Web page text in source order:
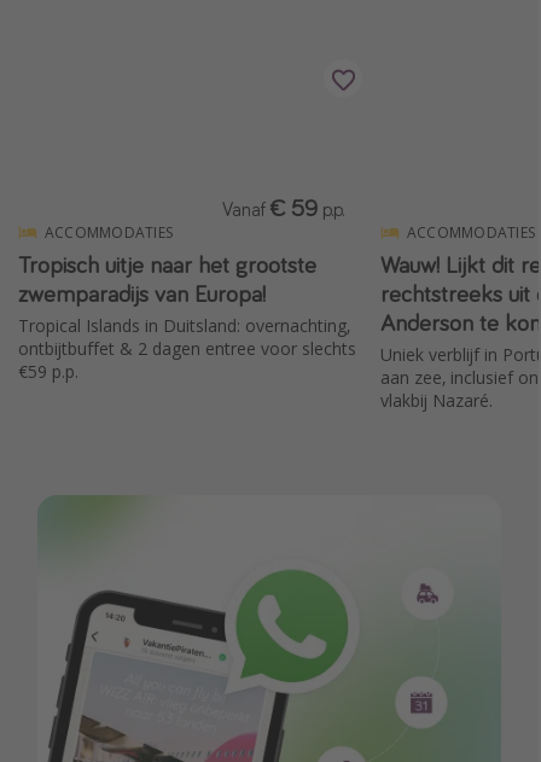
ACCOMMODATIES
Tropisch uitje naar het grootste
zwemparadijs van Europa!
Tropical Islands in Duitsland: overnachting,
ontbijtbuffet & 2 dagen entree voor slechts
€59 p.p.
Vanaf € 59 p.p.
ACCOMMODATIES
Wauw! Lijkt dit
rechtstreeks uit
Anderson te
Uniek verblijf in
aan zee, inclusief
vlakbij Nazaré.